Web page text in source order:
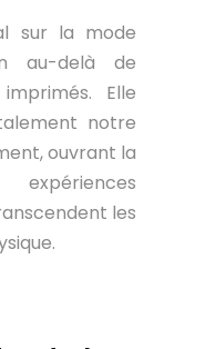
sur la mode
au-delà de
Elle
notre
ouvrant la
les